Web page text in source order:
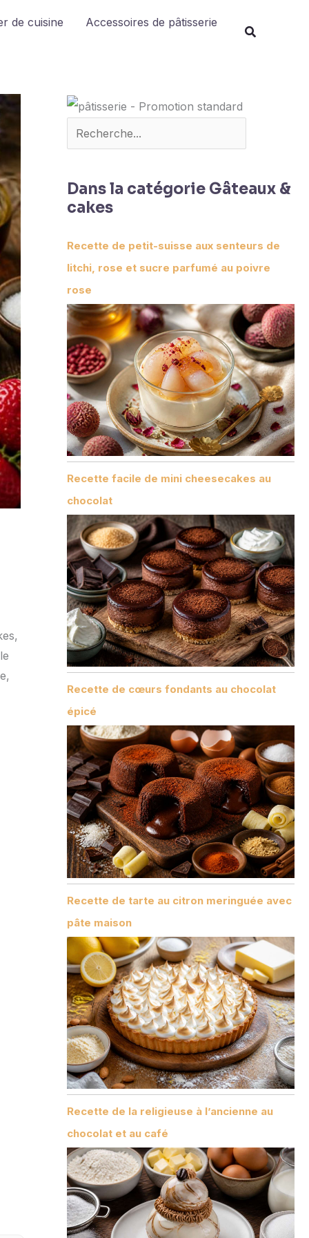
de cuisine Accessoires de pâtisserie
Dans la catégorie Gâteaux &
cakes
Recette de petit-suisse aux senteurs de
litchi, rose et sucre parfumé au poivre
rose
Recette facile de mini cheesecakes au
chocolat
Recette de cœurs fondants au chocolat
épicé
Recette de tarte au citron meringuée avec
pâte maison
Recette de la religieuse à l’ancienne au
chocolat et au café